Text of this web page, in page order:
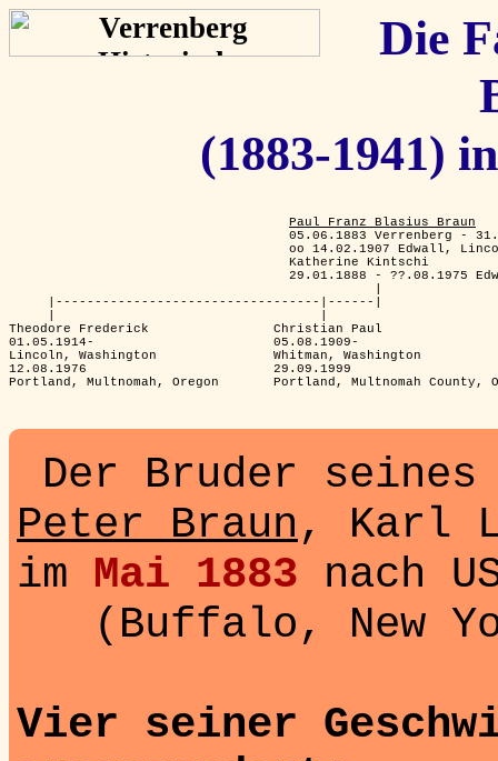
Die
(1883-1941)
Paul Franz Blasius Braun
05.06.1883 Verrenberg -
oo 14.02.1907 Edwall,
                                    Katherine Kintschi
29.01.1888 - ??.08.1975
     |----------------------------------|------|
Theodore Frederick                Christian Paul
01.05.1914-                       05.08.1909-
Lincoln, Washington               Whitman, Washington
12.08.1976                        29.09.1999
Portland, Multnomah, Oregon       Portland, Multnomah County,
Der Bruder
Peter Braun , Karl
im Mai 1883 nach
(Buffalo, New
Vier seiner